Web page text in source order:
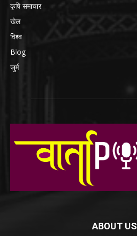
कृषि समाचार
खेल
विश्व
Blog
जुर्म
ABOUT US